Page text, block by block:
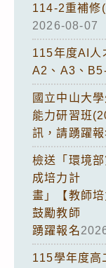
114-2重補修
2026-08-07
115年度AI人
A2、A3、
國立中山大
能力研習班
訊，請踴躍報
檢送「環境
成培力計
畫」【教師
鼓勵教師
踴躍報名
115學年度高